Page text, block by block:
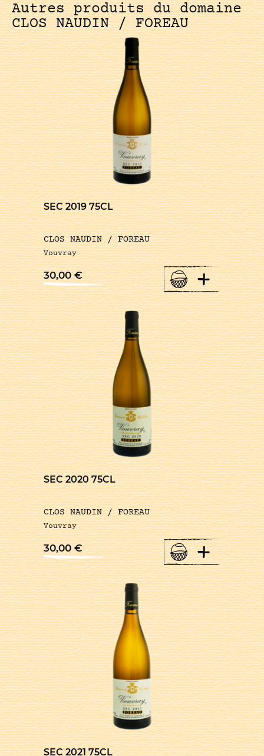
Autres produits du domaine
CLOS NAUDIN / FOREAU
SEC 2019 75CL
CLOS NAUDIN / FOREAU
Vouvray
30,00€ +
SEC 2020 75CL
CLOS NAUDIN / FOREAU
Vouvray
30,00€ +
SEC 2021 75CL